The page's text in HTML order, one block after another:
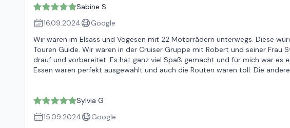
Sabine S
16.09.2024
Google
Wir waren im Elsass und Vogesen mit 22 Motorrädern unterwegs. Diese
Touren Guide. Wir waren in der Cruiser Gruppe mit Robert und seiner Frau
drauf und vorbereitet. Es hat ganz viel Spaß gemacht und für mich war es
Essen waren perfekt ausgewählt und auch die Routen waren toll. Die
Sylvia G
15.09.2024
Google